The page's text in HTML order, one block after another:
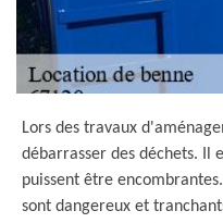
Lors des travaux
débarrasser des déchets. Il
puissent être
sont dangereux et